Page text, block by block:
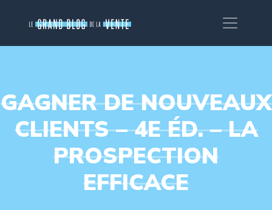
GAGNER DE NOUVEAUX
CLIENTS – 4E ÉD. – LA
PROSPECTION
EFFICACE